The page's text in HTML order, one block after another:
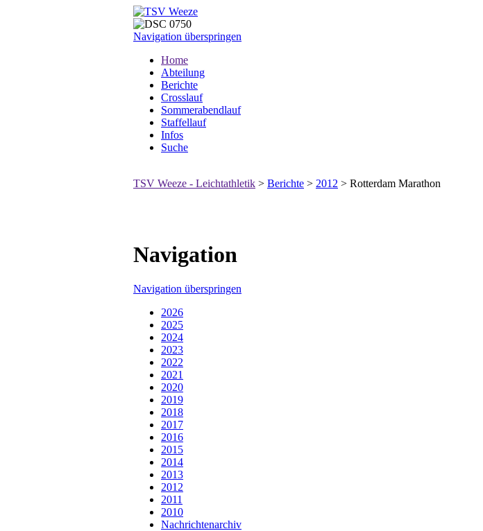
Navigation überspringen
Home
Abteilung
Berichte
Crosslauf
Sommerabendlauf
Staffellauf
Infos
Suche
TSV Weeze - Leichtathletik > Berichte > 2012 > Rotterdam Marathon
Navigation
Navigation überspringen
2026
2025
2024
2023
2022
2021
2020
2019
2018
2017
2016
2015
2014
2013
2012
2011
2010
Nachrichtenarchiv